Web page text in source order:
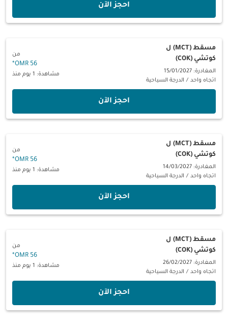
‫احجز الآن‬
مسقط (MCT)
ل
كوتشي (COK)
المغادرة: 15/01/2027
اتجاه واحد / الدرجة السياحية
من
56 OMR
*
مشاهدة: 1 يوم منذ
‫احجز الآن‬
مسقط (MCT)
ل
كوتشي (COK)
المغادرة: 14/03/2027
اتجاه واحد / الدرجة السياحية
من
56 OMR
*
مشاهدة: 1 يوم منذ
‫احجز الآن‬
مسقط (MCT)
ل
كوتشي (COK)
المغادرة: 26/02/2027
اتجاه واحد / الدرجة السياحية
من
56 OMR
*
مشاهدة: 1 يوم منذ
‫احجز الآن‬